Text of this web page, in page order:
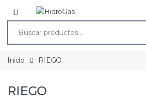
Inicio RIEGO
RIEGO